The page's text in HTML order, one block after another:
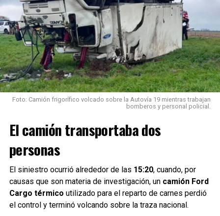
Una vez finalizadas las tareas de seguridad y control de la
situación, la dotación de Bomberos regresó a su
dependencia pasadas las 21 horas .
El episodio volvió a poner en evidencia el riesgo que
representa la presencia de animales sueltos sobre las
rutas, en este caso con un impacto que además provocó
una fuga de GNC en el vehículo involucrado.
Con información de Rafaela Noticias
Trabajos en el lugar
Tras el accidente, personal policial realizó el
balizamiento de la zona para garantizar la seguridad del
tránsito mientras se desarrollaban las tareas
Foto: Camión frigorífico volcado sobre la Autovía 19 mientras trabajan
bomberos y personal policial.
El camión transportaba dos
personas
El siniestro ocurrió alrededor de las 15:20, cuando, por
causas que son materia de investigación, un camión Ford
Cargo térmico utilizado para el reparto de carnes perdió
el control y terminó volcando sobre la traza nacional.